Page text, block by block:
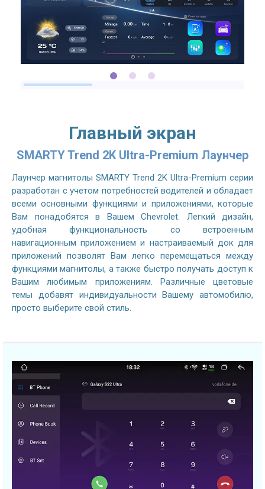
Главный экран
SMARTY Trend 2K Ultra-Premium Лаунчер
Лаунчер магнитолы SMARTY Trend 2K Ultra-Premium серии
разработан с учетом потребностей водителей и обладает
всеми основными функциями и приложениями, которые
Вам понадобятся в Вашем Chevrolet. Легкий дизайн,
удобная функциональность со встроенным
навигационным приложением и настраиваемый док для
приложений позволят Вам легко перемещаться между
функциями магнитолы, а также быстро получать доступ к
Вашим любимым приложениям. Различные цветовые
темы добавят индивидуальности Вашему автомобилю,
просто выберите свой стиль.